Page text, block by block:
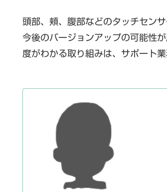
頭部、頬、腹部などのタッチセン
今後のバージョンアップの可能性が
度がわかる取り組みは、サポート